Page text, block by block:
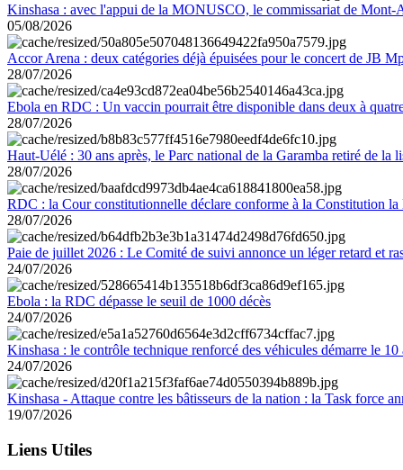
Kinshasa : avec l'appui de la MONUSCO, le commissariat de Mont-
05/08/2026
Accor Arena : deux catégories déjà épuisées pour le concert de JB
28/07/2026
Ebola en RDC : Un vaccin pourrait être disponible dans deux à
28/07/2026
Haut-Uélé : 30 ans après, le Parc national de la Garamba retiré de la
28/07/2026
RDC : la Cour constitutionnelle déclare conforme à la Constitution la
28/07/2026
Paie de juillet 2026 : Le Comité de suivi annonce un léger retard et
24/07/2026
Ebola : la RDC dépasse le seuil de 1000 décès
24/07/2026
Kinshasa : le contrôle technique renforcé des véhicules démarre le 10
24/07/2026
Kinshasa - Attaque contre les bâtisseurs de la nation : la Task force
19/07/2026
Liens Utiles